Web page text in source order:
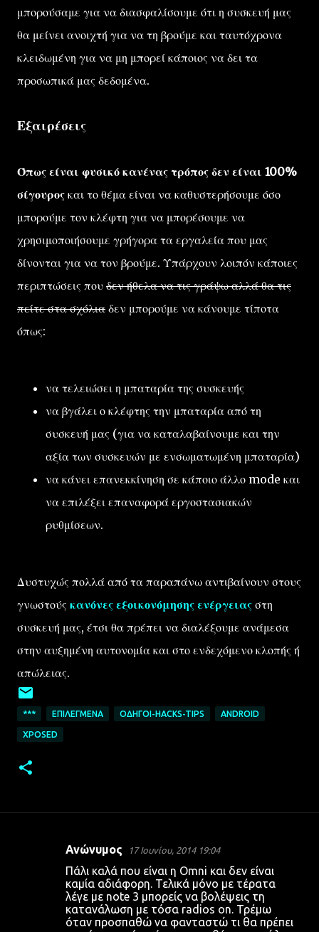
μπορούσαμε για να διασφαλίσουμε ότι η συσκευή μας
θα μείνει ανοιχτή για να τη βρούμε και ταυτόχρονα
κλειδωμένη για να μη μπορεί κάποιος να δει τα
προσωπικά μας δεδομένα.
Εξαιρέσεις
Όπως είναι φυσικό κανένας τρόπος δεν είναι 100%
σίγουρος και το θέμα είναι να καθυστερήσουμε όσο
μπορούμε τον κλέφτη για να μπορέσουμε να
χρησιμοποιήσουμε γρήγορα τα εργαλεία που μας
δίνονται για να τον βρούμε. Υπάρχουν λοιπόν κάποιες
περιπτώσεις που δεν ήθελα να τις γράψω αλλά θα τις
πείτε στα σχόλια δεν μπορούμε να κάνουμε τίποτα
όπως:
να τελειώσει η μπαταρία της συσκευής
να βγάλει ο κλέφτης την μπαταρία από τη
συσκευή μας (για να καταλαβαίνουμε και την
αξία των συσκευών με ενσωματωμένη μπαταρία)
να κάνει επανεκκίνηση σε κάποιο άλλο mode και
να επιλέξει επαναφορά εργοστασιακών
ρυθμίσεων.
Δυστυχώς πολλά από τα παραπάνω αντιβαίνουν στους
γνωστούς κανόνες εξοικονόμησης ενέργειας στη
συσκευή μας, έτσι θα πρέπει να διαλέξουμε ανάμεσα
στην αυξημένη αυτονομία και στο ενδεχόμενο κλοπής ή
απώλειας.
*** ΕΠΙΛΕΓΜΈΝΑ ΟΔΗΓΟΊ-HACKS-TIPS ANDROID
XPOSED
Ανώνυμος 17 Ιουνίου, 2014 19:04
Πάλι καλά που είναι η Omni και δεν είναι
καμία αδιάφορη. Τελικά μόνο με τέρατα
λέγε με note 3 μπορείς να βολέψεις τη
κατανάλωση με τόσα radios on. Τρέμω
όταν προσπαθώ να φανταστώ τι θα πρέπει